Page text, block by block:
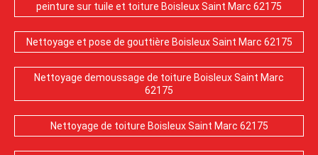
peinture sur tuile et toiture Boisleux Saint Marc 62175
Nettoyage et pose de gouttière Boisleux Saint Marc 62175
Nettoyage demoussage de toiture Boisleux Saint Marc
62175
Nettoyage de toiture Boisleux Saint Marc 62175